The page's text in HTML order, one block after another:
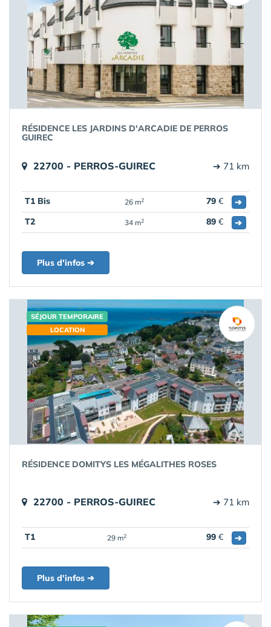
RÉSIDENCE LES JARDINS D'ARCADIE DE PERROS
GUIREC
22700 - PERROS-GUIREC ➔ 71 km
T1 Bis 26 m2 79 €
➔
T2
34 m2 89 € ➔
Plus d'infos ➔
SÉJOUR TEMPORAIRE
LOCATION
RÉSIDENCE DOMITYS LES MÉGALITHES ROSES
22700 - PERROS-GUIREC ➔ 71 km
T1 29 m2 99 € ➔
Plus d'infos ➔